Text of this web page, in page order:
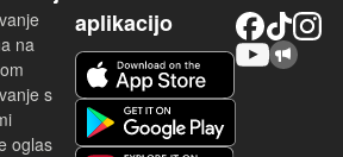
na
s
oglas
aplikacijo